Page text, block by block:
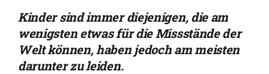
Kinder sind immer diejenigen, die am
wenigsten etwas für die Missstände der
Welt können, haben jedoch am meisten
darunter zu leiden.